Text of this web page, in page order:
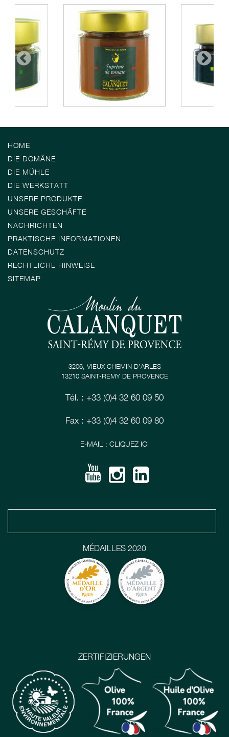
HOME
DIE DOMÄNE
DIE MÜHLE
DIE WERKSTATT
UNSERE PRODUKTE
UNSERE GESCHÄFTE
NACHRICHTEN
PRAKTISCHE INFORMATIONEN
DATENSCHUTZ
RECHTLICHE HINWEISE
SITEMAP
ZERTIFIZIERUNGEN
MÉDAILLES 2020
3206, VIEUX CHEMIN D’ARLES
13210 SAINT-RÉMY DE PROVENCE
Tél. : +33 (0)4 32 60 09 50
Fax : +33 (0)4 32 60 09 80
E-MAIL : CLIQUEZ ICI